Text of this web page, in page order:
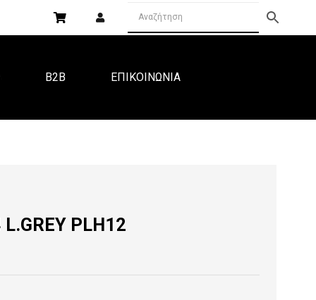
B2B ΕΠΙΚΟΙΝΩΝΙΑ
PLH12